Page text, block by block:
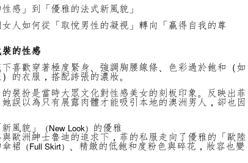
感」到「優雅的法式新風貌」
人如何從「取悅男性的凝視」轉向「贏得自我的尊
的性感
喜歡穿著極度緊身、強調胸腰線條、色彩過於飽和（如
的衣服，搭配誇張的濃妝。
裝扮是當時大眾文化對性感美女的刻板印象。反映出菲
誤以為只有展露肉體才能吸引本地的澳洲男人，卻也因
風貌」 （New Look） 的優雅
歐洲紳士魯迪的追求下，菲的私服走向了優雅的「歐陸
裙 （Full Skirt） 、精緻的低飽和度粉色與碎花，妝容也變